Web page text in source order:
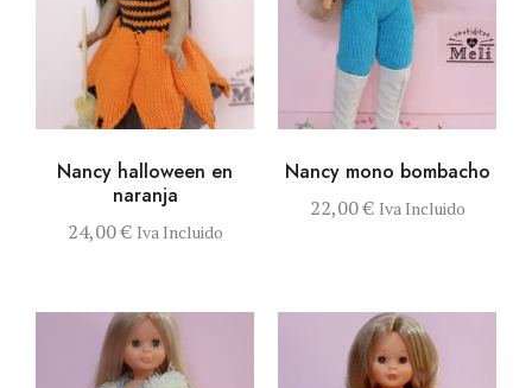
CARRITO
Nancy halloween en
naranja
24,00€ Iva Incluido
CARRITO
Nancy mono bombacho
22,00€ Iva Incluido